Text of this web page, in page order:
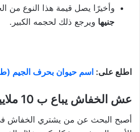
وأخيرًا يصل قيمة هذا النوع من
جنيها ويرجع ذلك لحجمه الكبير.
اطلع على: اسم حيوان بحرف الجيم
عش الخفاش يباع ب 10 ملايين جنيه
أصبح البحث عن من يشتري